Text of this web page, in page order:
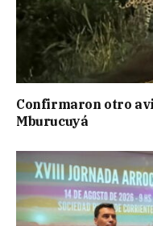
Confirmaron otro
Mburucuyá